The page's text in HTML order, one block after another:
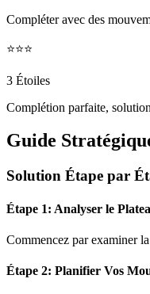
Compléter avec des
⭐⭐⭐
3 Étoiles
Complétion parfaite,
Guide
Solution Étape par
Étape 1: Analyser le
Commencez par examiner
Étape 2: Planifier Vos